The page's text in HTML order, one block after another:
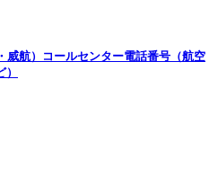
威航）コールセンター電話番号（航空